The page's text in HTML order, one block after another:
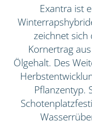
Exantra ist
zeichnet
Kornertrag
Ölgehalt. Des
Pflanzentyp.